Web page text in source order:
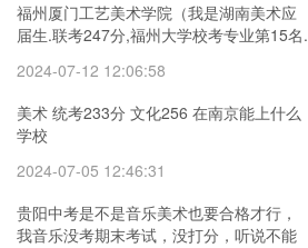
福州厦门工艺美术学院（我是湖南美术应
届生.联考247分,福州大学校考专业第15名.
2024-07-12 12:06:58
美术 统考233分 文化256 在南京能上什么
学校
2024-07-05 12:46:31
贵阳中考是不是音乐美术也要合格才行，
我音乐没考期末考试，没打分，听说不能